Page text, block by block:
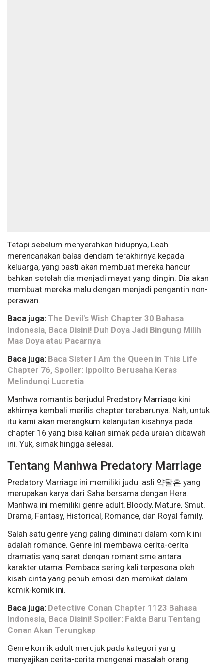
Tetapi sebelum menyerahkan hidupnya, Leah
merencanakan balas dendam terakhirnya kepada
keluarga, yang pasti akan membuat mereka hancur
bahkan setelah dia menjadi mayat yang dingin. Dia akan
membuat mereka malu dengan menjadi pengantin non-
perawan.
Baca juga: The Devil's Wish Chapter 30 Bahasa
Indonesia, Baca Disini! Duh Doya Jadi Bingung Milih
Mas Doya atau Pacarnya
Baca juga: Baca Sister I Am the Queen in This Life
Chapter 76, Spoiler: Ippolito Berusaha Keras
Melindungi Lucretia
Manhwa romantis berjudul Predatory Marriage kini
akhirnya kembali merilis chapter terabarunya. Nah, untuk
itu kami akan merangkum kelanjutan kisahnya pada
chapter 16 yang bisa kalian simak pada uraian dibawah
ini. Yuk, simak hingga selesai.
Tentang Manhwa Predatory Marriage
Predatory Marriage ini memiliki judul asli 약탈혼 yang
merupakan karya dari Saha bersama dengan Hera.
Manhwa ini memiliki genre adult, Bloody, Mature, Smut,
Drama, Fantasy, Historical, Romance, dan Royal family.
Salah satu genre yang paling diminati dalam komik ini
adalah romance. Genre ini membawa cerita-cerita
dramatis yang sarat dengan romantisme antara
karakter utama. Pembaca sering kali terpesona oleh
kisah cinta yang penuh emosi dan memikat dalam
komik-komik ini.
Baca juga: Detective Conan Chapter 1123 Bahasa
Indonesia, Baca Disini! Spoiler: Fakta Baru Tentang
Conan Akan Terungkap
Genre komik adult merujuk pada kategori yang
menyajikan cerita-cerita mengenai masalah orang